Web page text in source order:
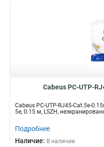
Cabeus PC-UTP-
Cabeus PC-UTP-RJ45-Cat.5e-
5e, 0.15 м, LSZH,
Подробнее
Наличие: В наличии